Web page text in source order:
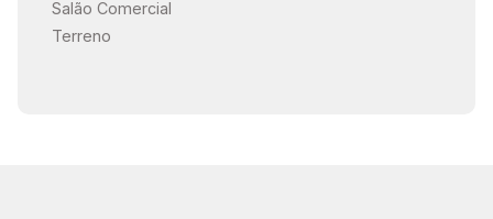
Salão Comercial
Terreno